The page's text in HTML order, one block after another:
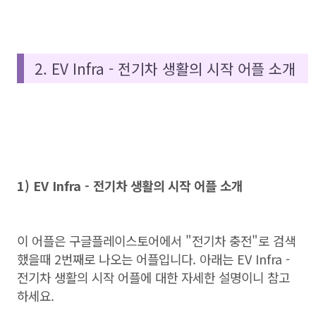
2. EV Infra - 전기차 생활의 시작 어플 소개
1) EV Infra - 전기차 생활의 시작 어플 소개
이 어플은 구글플레이스토어에서 "전기차 충전"로 검색
했을때 2번째로 나오는 어플입니다. 아래는 EV Infra -
전기차 생활의 시작 어플에 대한 자세한 설명이니 참고
하세요.